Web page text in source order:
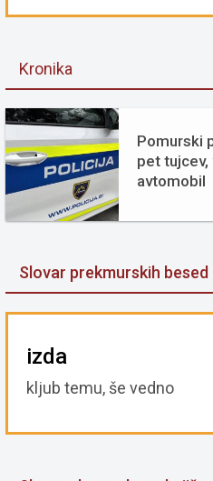
Kronika
Pomurski
pet tujcev,
avtomobil
Slovar prekmurskih besed
izda
kljub temu, še vedno